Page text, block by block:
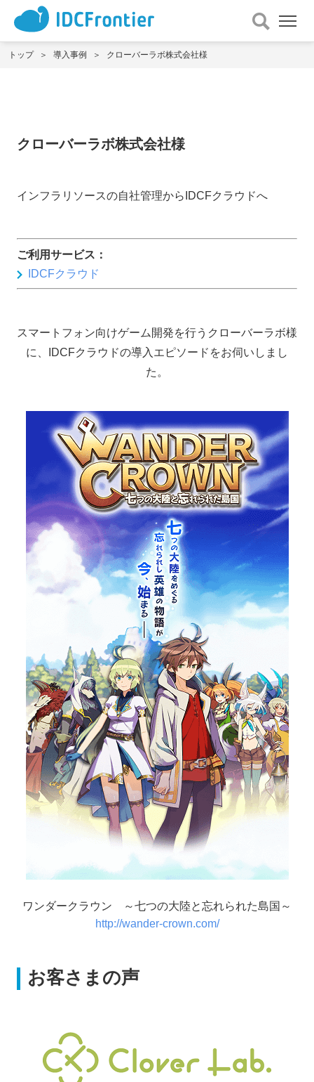
メ
トップ 導入事例 クローバーラボ株式会社様
クローバーラボ株式会社様
インフラリソースの自社管理からIDCFクラウドへ
ご利用サービス：
IDCFクラウド
スマートフォン向けゲーム開発を行うクローバーラボ様
に、IDCFクラウドの導入エピソードをお伺いしまし
た。
ワンダークラウン ～七つの大陸と忘れられた島国～
http://wander-crown.com/
お客さまの声